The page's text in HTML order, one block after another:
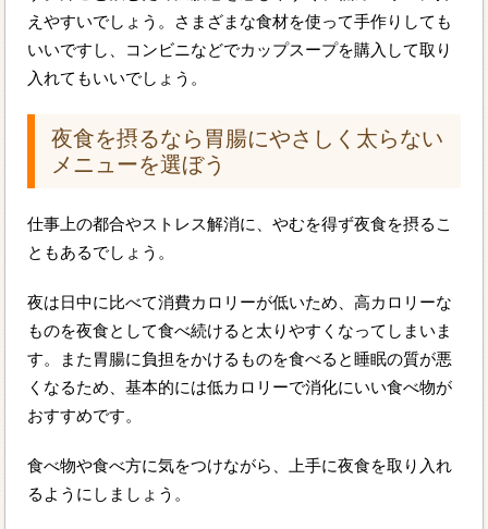
えやすいでしょう。さまざまな食材を使って手作りしても
いいですし、コンビニなどでカップスープを購入して取り
入れてもいいでしょう。
夜食を摂るなら胃腸にやさしく太らない
メニューを選ぼう
仕事上の都合やストレス解消に、やむを得ず夜食を摂るこ
ともあるでしょう。
夜は日中に比べて消費カロリーが低いため、高カロリーな
ものを夜食として食べ続けると太りやすくなってしまいま
す。また胃腸に負担をかけるものを食べると睡眠の質が悪
くなるため、基本的には低カロリーで消化にいい食べ物が
おすすめです。
食べ物や食べ方に気をつけながら、上手に夜食を取り入れ
るようにしましょう。